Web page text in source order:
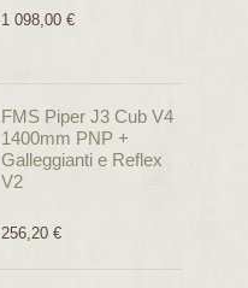
1 098,00 €
FMS Piper J3 Cub V4
1400mm PNP +
Galleggianti e Reflex
V2
256,20 €